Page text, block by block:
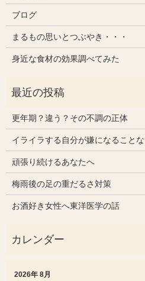
ブログ
まるもの思いとつぶやき・・・
身近な食材の効果調べてみた
更年期？違う？その不調の正体
イライラする自分が嫌になること
頑張り続けるあなたへ
梅雨後の足の重だるさ対策
お酒好き女性へ東洋医学の話
2026年 8月